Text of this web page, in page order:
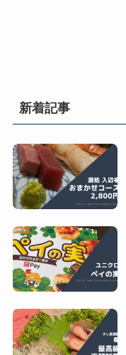
新着記事